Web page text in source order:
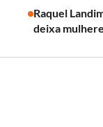
Raquel
deixa